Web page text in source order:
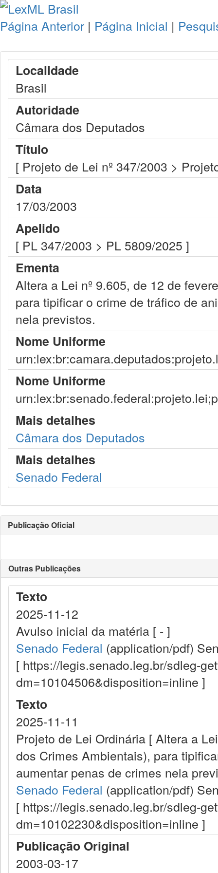
Página Anterior | Página Inicial |
Localidade
Brasil
Autoridade
Câmara dos Deputados
Título
[ Projeto de Lei nº 347/2003 >
Data
17/03/2003
Apelido
[ PL 347/2003 > PL 5809/2025 ]
Ementa
Altera a Lei nº 9.605, de 12 de
para tipificar o crime de tráfico de
nela previstos.
Nome Uniforme
Nome Uniforme
Mais detalhes
Câmara dos Deputados
Mais detalhes
Senado Federal
Publicação Oficial
Outras Publicações
Texto
2025-11-12
Avulso inicial da matéria [ - ]
Senado Federal (application/pdf)
[ https://legis.senado.leg.br/sdleg-
dm=10104506&disposition=inline ]
Texto
2025-11-11
Projeto de Lei Ordinária [ Altera a
dos Crimes Ambientais), para
aumentar penas de crimes nela
Senado Federal (application/pdf)
[ https://legis.senado.leg.br/sdleg-
dm=10102230&disposition=inline ]
Publicação Original
2003-03-17